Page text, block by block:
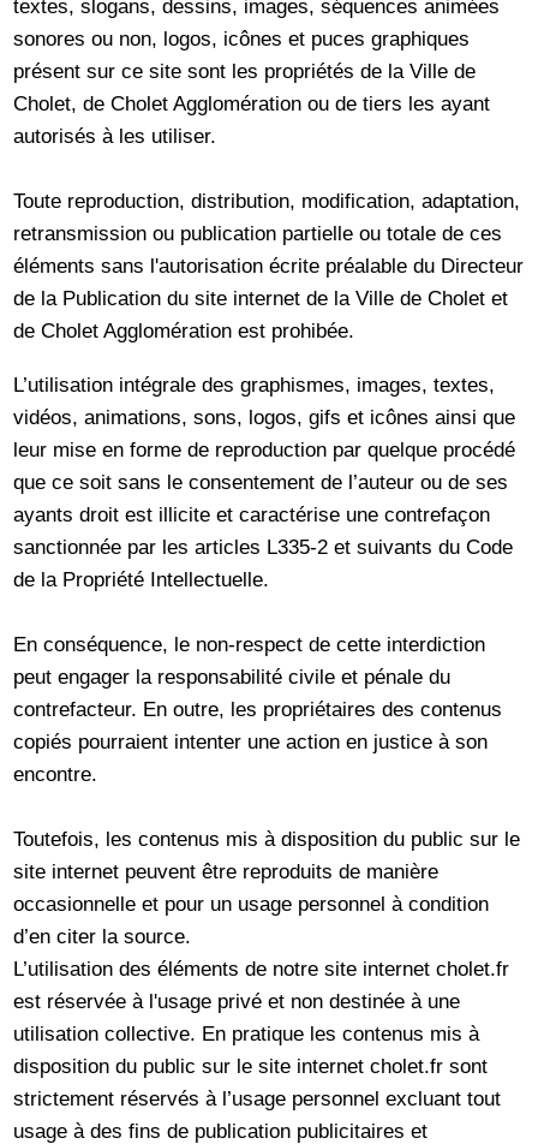
textes, slogans, dessins, images, séquences animées
sonores ou non, logos, icônes et puces graphiques
présent sur ce site sont les propriétés de la Ville de
Cholet, de Cholet Agglomération ou de tiers les ayant
autorisés à les utiliser.
Toute reproduction, distribution, modification, adaptation,
retransmission ou publication partielle ou totale de ces
éléments sans l'autorisation écrite préalable du Directeur
de la Publication du site internet de la Ville de Cholet et
de Cholet Agglomération est prohibée.
L’utilisation intégrale des graphismes, images, textes,
vidéos, animations, sons, logos, gifs et icônes ainsi que
leur mise en forme de reproduction par quelque procédé
que ce soit sans le consentement de l’auteur ou de ses
ayants droit est illicite et caractérise une contrefaçon
sanctionnée par les articles L335-2 et suivants du Code
de la Propriété Intellectuelle.
En conséquence, le non-respect de cette interdiction
peut engager la responsabilité civile et pénale du
contrefacteur. En outre, les propriétaires des contenus
copiés pourraient intenter une action en justice à son
encontre.
Toutefois, les contenus mis à disposition du public sur le
site internet peuvent être reproduits de manière
occasionnelle et pour un usage personnel à condition
d’en citer la source.
L’utilisation des éléments de notre site internet cholet.fr
est réservée à l'usage privé et non destinée à une
utilisation collective. En pratique les contenus mis à
disposition du public sur le site internet cholet.fr sont
strictement réservés à l’usage personnel excluant tout
usage à des fins de publication publicitaires et